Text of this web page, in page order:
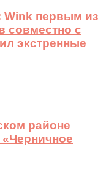
Wink первым из
совместно с
экстренные
районе